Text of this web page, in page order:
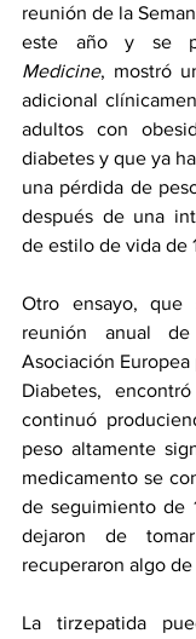
reunión de la
este año y se
Medicine, mostró
adicional
adultos con
diabetes y que ya
una pérdida de
después de una
de estilo de vida de
Otro ensayo, que
reunión anual
Asociación Europea
Diabetes,
continuó
peso altamente
medicamento se
de seguimiento de
dejaron de
recuperaron algo
La tirzepatida